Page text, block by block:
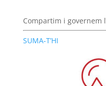
Compartim i governem
SUMA-T’HI